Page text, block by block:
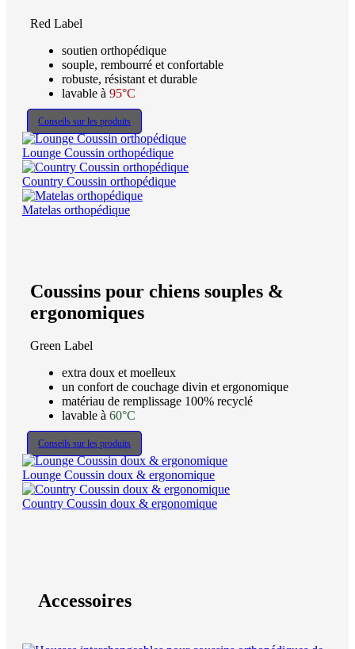
Red Label
soutien orthopédique
souple, rembourré et confortable
robuste, résistant et durable
lavable à 95°C
Conseils sur les produits
Lounge Coussin orthopédique
Country Coussin orthopédique
Matelas orthopédique
Coussins pour chiens souples &
ergonomiques
Green Label
extra doux et moelleux
un confort de couchage divin et ergonomique
matériau de remplissage 100% recyclé
lavable à 60°C
Conseils sur les produits
Lounge Coussin doux & ergonomique
Country Coussin doux & ergonomique
Accessoires